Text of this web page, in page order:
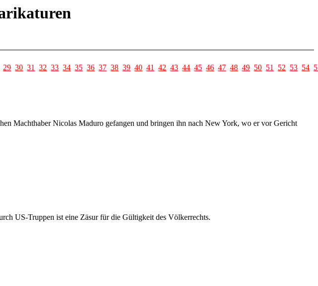
29 30 31 32 33 34 35 36 37 38 39 40 41 42 43 44 45 46 47 48 49 50 51 52 53 54
Machthaber Nicolas Maduro gefangen und bringen ihn nach New York, wo er vor Gericht
US-Truppen ist eine Zäsur für die Gültigkeit des Völkerrechts.